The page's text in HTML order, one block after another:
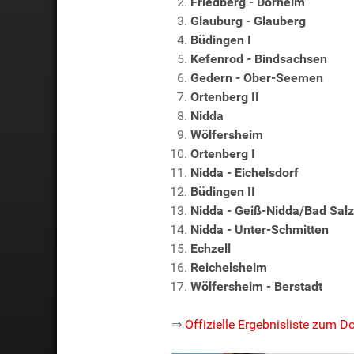
Glauburg - Glauberg
Büdingen I
Kefenrod - Bindsachsen
Gedern - Ober-Seemen
Ortenberg II
Nidda
Wölfersheim
Ortenberg I
Nidda - Eichelsdorf
Büdingen II
Nidda - Geiß-Nidda/Bad
Nidda - Unter-Schmitten
Echzell
Reichelsheim
Wölfersheim - Berstadt
⇒ Offizielle Ergebnisliste zum